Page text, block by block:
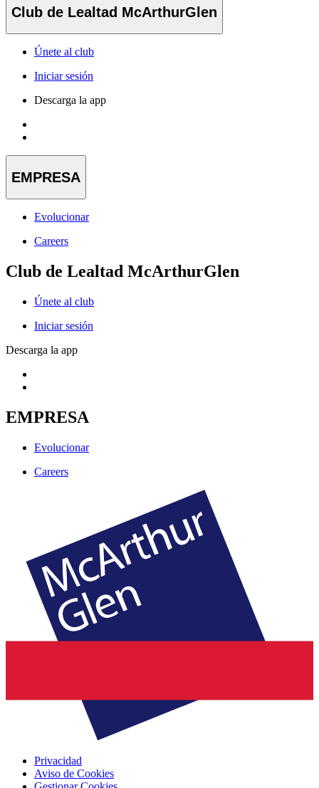
Club de Lealtad McArthurGlen
Únete al club
Iniciar sesión
Descarga la app
EMPRESA
Evolucionar
Careers
Club de Lealtad McArthurGlen
Únete al club
Iniciar sesión
Descarga la app
EMPRESA
Evolucionar
Careers
Privacidad
Aviso de Cookies